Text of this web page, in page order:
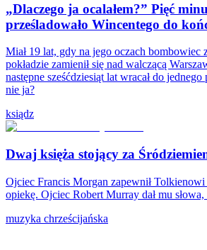
„Dlaczego ja ocalałem?” Pięć
prześladowało Wincentego do
Miał 19 lat, gdy na jego oczach bombowiec
pokładzie zamienił się nad walczącą
następne sześćdziesiąt lat wracał do
nie ja?
ksiądz
Dwaj księża stojący za
Ojciec Francis Morgan zapewnił
opiekę. Ojciec Robert Murray dał mu
muzyka chrześcijańska